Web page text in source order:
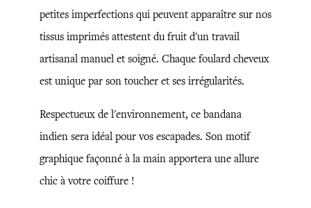
petites imperfections qui peuvent apparaître sur nos
tissus imprimés attestent du fruit d'un travail
artisanal manuel et soigné. Chaque foulard cheveux
est unique par son toucher et ses irrégularités.
Respectueux de l'environnement, ce bandana
indien sera idéal pour vos escapades. Son motif
graphique façonné à la main apportera une allure
chic à votre coiffure !